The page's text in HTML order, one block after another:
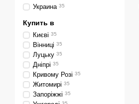
Украина 35
Купить в
Києві 35
Вінниці 35
Луцьку 35
Дніпрі 35
Кривому Розі 35
Житомирі 35
Запоріжжі 35